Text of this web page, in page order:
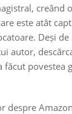
creând
este atât
Deși de
autor,
făcut povestea
despre